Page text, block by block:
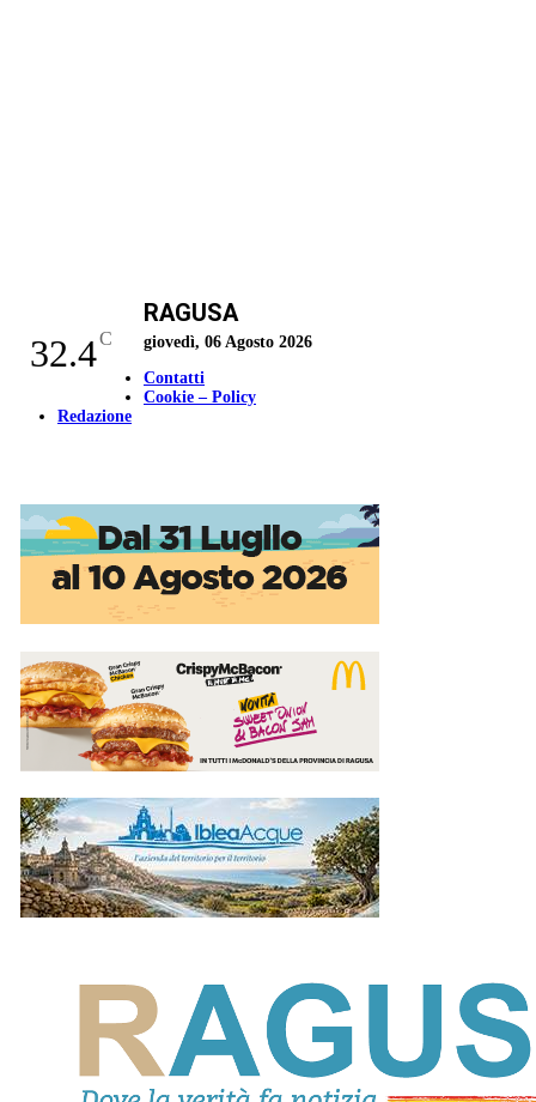
32.4C
RAGUSA
giovedì, 06 Agosto 2026
Contatti
Cookie – Policy
Redazione